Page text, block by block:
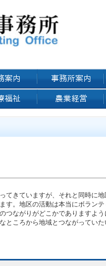
てきていますが、それと同時に
す。地区の活動は本当にボラン
つながりがどこかでありますよう
ところから地域とつながっていた